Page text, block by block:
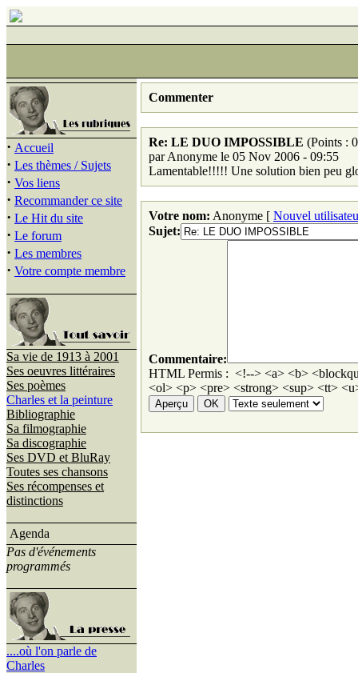
· Accueil
· Les thèmes / Sujets
· Vos liens
· Recommander ce site
· Le Hit du site
· Le forum
· Les membres
· Votre compte membre
Sa vie de 1913 à 2001
Ses oeuvres littéraires
Ses poèmes
Charles et la peinture
Bibliographie
Sa filmographie
Sa discographie
Ses DVD et BluRay
Toutes ses chansons
Ses récompenses et
distinctions
Agenda
Pas d'événements
programmés
....où l'on parle de
Charles
Commenter
Re: LE DUO IMPOSSIBLE (Points :
par Anonyme le 05 Nov 2006 - 09:55
Lamentable!!!!! Une solution bien peu
Votre nom: Anonyme [ Nouvel
Sujet:
Commentaire:
HTML Permis : <!--> <a> <b>
<ol> <p> <pre> <strong> <sup> <tt>